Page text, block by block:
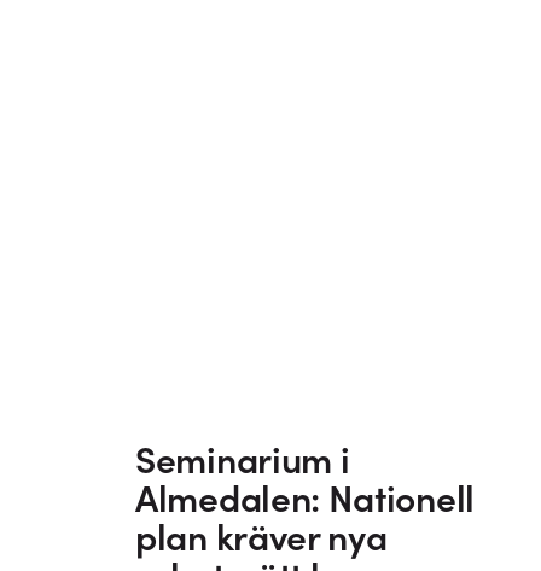
Seminarium i
Almedalen: Nationell
plan kräver nya